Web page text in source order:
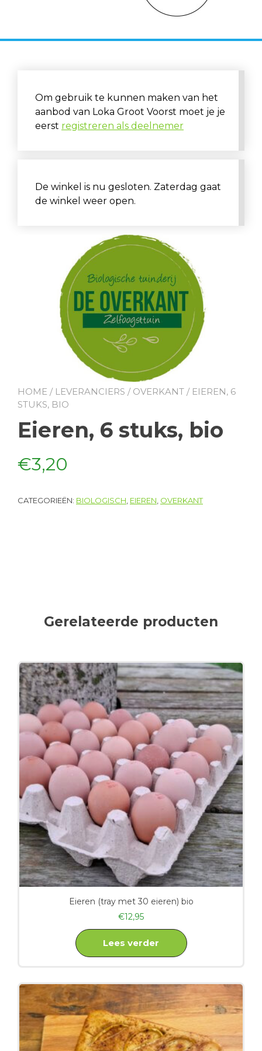
Om gebruik te kunnen maken van het
aanbod van Loka Groot Voorst moet je je
eerst registreren als deelnemer
De winkel is nu gesloten. Zaterdag gaat
de winkel weer open.
HOME / LEVERANCIERS / OVERKANT / EIEREN, 6
STUKS, BIO
Eieren, 6 stuks, bio
€3,20
CATEGORIEËN: BIOLOGISCH EIEREN OVERKANT
Gerelateerde producten
Eieren (tray met 30 eieren) bio
€12,95
Lees verder